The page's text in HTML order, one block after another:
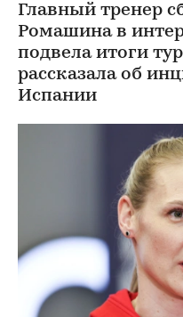
Главный тренер
Ромашина в
подвела итоги
рассказала об
Испании